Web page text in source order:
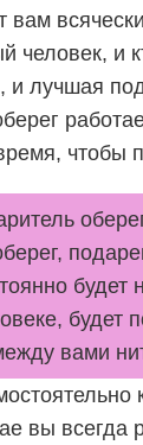
вам
человек, и
и лучшая
чтобы
будет
будет
вами
вы всегда